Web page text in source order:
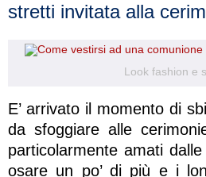
stretti invitata alla
Look fashion e
E’ arrivato il momento di
da sfoggiare alle
particolarmente amati
osare un po’ di più e i